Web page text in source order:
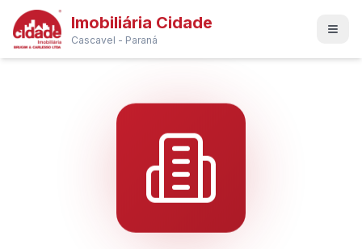
Imobiliária Cidade
Cascavel - Paraná